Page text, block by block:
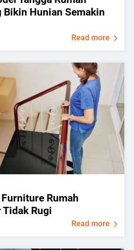
Hunian Semakin
Read more
Rumah
Rugi
Read more